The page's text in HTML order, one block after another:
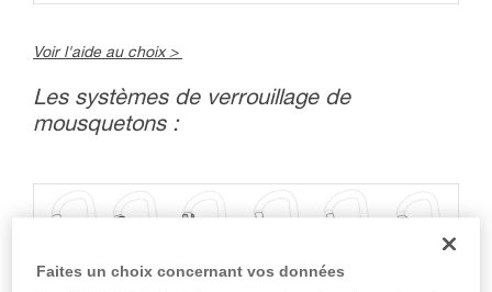
Voir l'aide au choix >
Les systèmes de verrouillage de
mousquetons :
Faites un choix concernant vos données